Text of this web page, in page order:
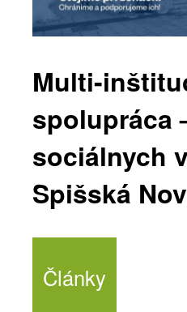
Multi-
spolupráca
sociálnych
Spišská
Články